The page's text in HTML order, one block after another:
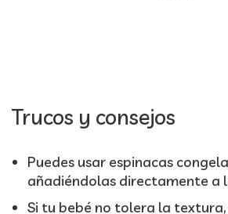
Trucos y consejos
Puedes usar espinacas
añadiéndolas directamente a
Si tu bebé no tolera la